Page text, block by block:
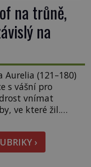
na trůně,
na
Aurelia (121–180)
s vášní pro
vnímat
ve které žil.
byl jen životem
Marcus Aurelius
[…]
›